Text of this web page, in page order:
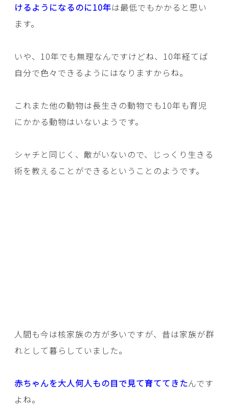
けるようになるのに10年は最低でもかかると思い
ます。
いや、10年でも無理なんですけどね、10年経てば
自分で色々できるようにはなりますからね。
これまた他の動物は長生きの動物でも10年も育児
にかかる動物はいないようです。
シャチと同じく、敵がいないので、じっくり生きる
術を教えることができるということのようです。
人間も今は核家族の方が多いですが、昔は家族が群
れとして暮らしていました。
赤ちゃんを大人何人もの目で見て育ててきたんです
よね。